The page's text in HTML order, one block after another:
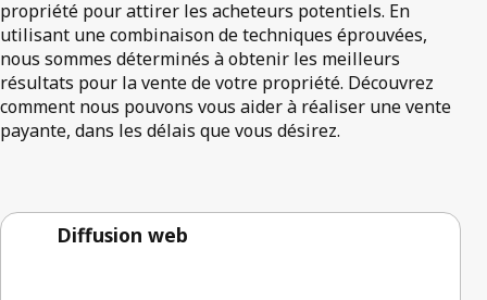
propriété pour attirer les acheteurs potentiels. En
utilisant une combinaison de techniques éprouvées,
nous sommes déterminés à obtenir les meilleurs
résultats pour la vente de votre propriété. Découvrez
comment nous pouvons vous aider à réaliser une vente
payante, dans les délais que vous désirez.
Diffusion web